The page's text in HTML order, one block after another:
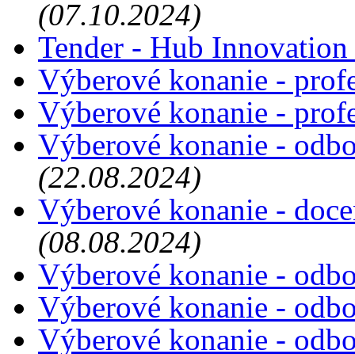
(07.10.2024)
Tender - Hub
Výberové konanie -
Výberové konanie -
Výberové konanie -
(22.08.2024)
Výberové konanie -
(08.08.2024)
Výberové konanie -
Výberové konanie -
Výberové konanie -